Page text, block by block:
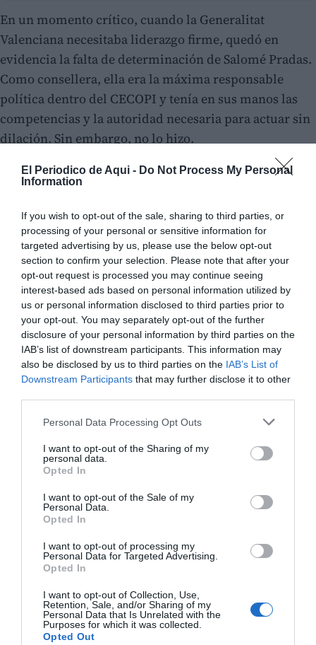
El Periodico de Aqui - Do Not Process My Personal
Information
If you wish to opt-out of the sale, sharing to third parties, or
processing of your personal or sensitive information for
targeted advertising by us, please use the below opt-out
section to confirm your selection. Please note that after your
opt-out request is processed you may continue seeing
interest-based ads based on personal information utilized by
us or personal information disclosed to third parties prior to
your opt-out. You may separately opt-out of the further
disclosure of your personal information by third parties on the
IAB’s list of downstream participants. This information may
also be disclosed by us to third parties on the IAB’s List of
Downstream Participants that may further disclose it to other
Personal Data Processing Opt Outs
I want to opt-out of the Sharing of my
personal data.
Opted In
I want to opt-out of the Sale of my
Personal Data.
Opted In
I want to opt-out of processing my
Personal Data for Targeted Advertising.
Opted In
I want to opt-out of Collection, Use,
Retention, Sale, and/or Sharing of my
Personal Data that Is Unrelated with the
Purposes for which it was collected.
Opted Out
En un momento crítico, cuando la Generalitat
Valenciana necesitaba liderazgo firme, quedó en
evidencia la falta de determinación de Salomé Pradas.
Como consellera, ella era la máxima responsable
política dentro del CECOPI y tenía en sus manos las
competencias y la autoridad necesaria para actuar sin
dilación. Sin embargo, no lo hizo.
No importa si localizó o no a Mazón en ese preciso
instante, porque la responsabilidad última era suya. Si